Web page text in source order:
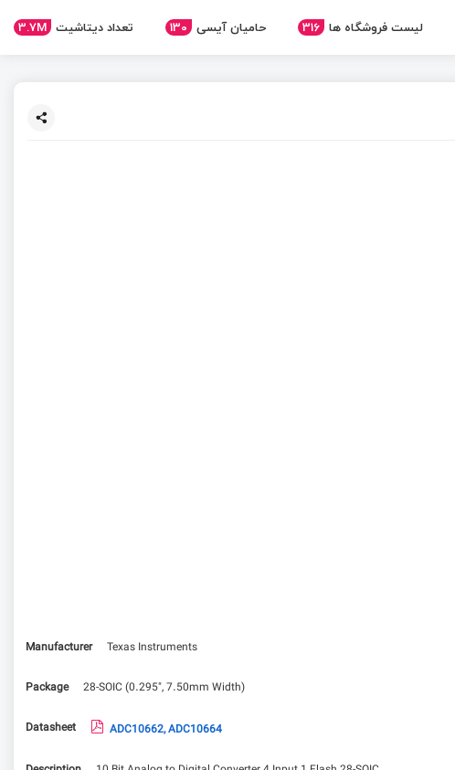
لیست فروشگاه ها 316 حامیان آیسی 130 تعداد دیتاشیت 3.7M
Manufacturer
Texas Instruments
Package 28-SOIC (0.295", 7.50mm Width)
Datasheet ADC10662, ADC10664